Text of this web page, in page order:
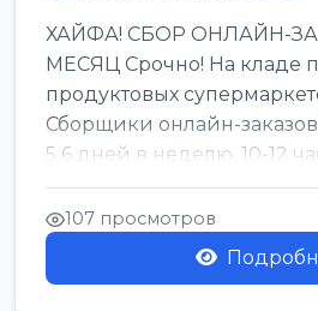
ХАЙФА! СБОР ОНЛАЙН-
МЕСЯЦ Срочно! На кладе
продуктовых
Сборщики онлайн-
5 6 дней в неделю, 10-12
Колле ОП...
107 просмотров